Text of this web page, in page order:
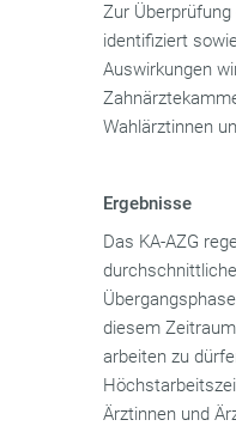
Zur
identifiziert
Auswirkungen
Wahlärztinnen
Ergebnisse
Das KA-AZG
diesem
arbeiten zu
Ärztinnen und